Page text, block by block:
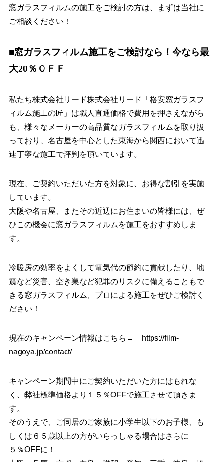
窓ガラスフィルムの施工をご検討の方は、まずは当社に
ご相談ください！
■窓ガラスフィルム施工をご検討なら！今なら最
大20％ＯＦＦ
私たち株式会社リード株式会社リード「格安窓ガラスフ
ィルム施工の匠」は職人直通価格で費用を押さえながら
も、様々なメーカーの高品質なガラスフィルムを取り扱
っており、名古屋を中心とした東海から関西において迅
速丁寧な施工で評判を頂いています。
現在、ご契約いただいた方を対象に、お得な割引を実施
しています。
大阪や名古屋、またその近辺にお住まいの皆様には、ぜ
ひこの機会に窓ガラスフィルムを施工をおすすめしま
す。
冷暖房の効率をよくして電気代の節約に貢献したり、地
震など災害、空き巣など犯罪のリスクに備えることもで
きる窓ガラスフィルム、プロによる施工をぜひご検討く
ださい！
現在のキャンペーン情報はこちら→
https://film-
nagoya.jp/contact/
キャンペーン期間中にご契約いただいた方にはもれな
く、弊社標準価格より１５％OFFで施工させて頂きま
す。
そのうえで、ご同居のご家族に小学生以下のお子様、も
しくは６５歳以上の方がいらっしゃる場合はさらに
５％OFFに！